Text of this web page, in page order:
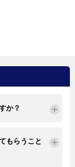
か？
もらうこと